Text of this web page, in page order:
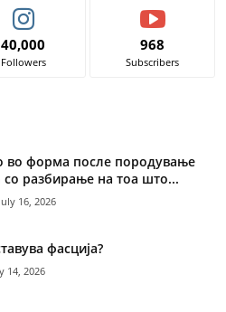
40,000
Followers
968
Subscribers
во форма после породување
со разбирање на тоа што...
July 16, 2026
фасција?
14, 2026